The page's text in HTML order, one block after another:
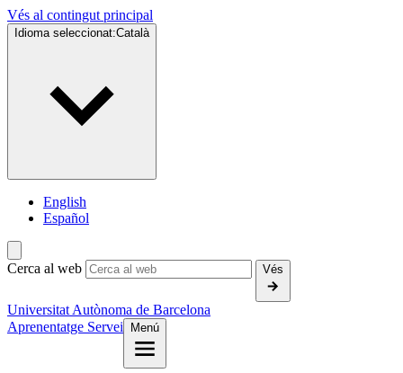
Vés al contingut principal
Idioma seleccionat:Català
English
Español
Cerca al web Vés
Universitat Autònoma de Barcelona
Aprenentatge Servei
Menú